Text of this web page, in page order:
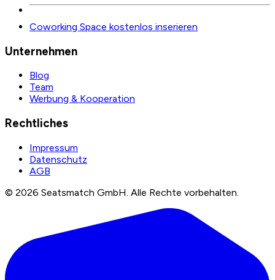
Coworking Space kostenlos inserieren
Unternehmen
Blog
Team
Werbung & Kooperation
Rechtliches
Impressum
Datenschutz
AGB
© 2026 Seatsmatch GmbH. Alle Rechte vorbehalten.